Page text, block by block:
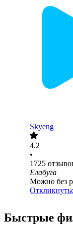
Skyeng
4.2
•
1725
Елабуга
Можно без
Быстрые